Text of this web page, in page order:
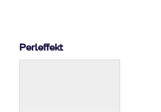
Perleffekt